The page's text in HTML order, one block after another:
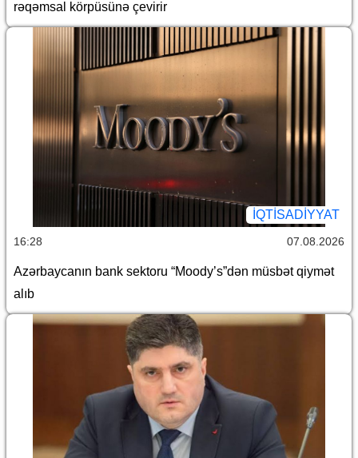
rəqəmsal körpüsünə çevirir
İQTİSADİYYAT
16:28 07.08.2026
Azərbaycanın bank sektoru “Moody’s”dən müsbət qiymət
alıb